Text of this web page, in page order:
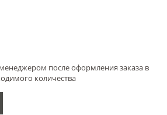
после оформления заказа в
количества